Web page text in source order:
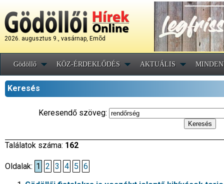
2026. augusztus 9., vasárnap, Emõd
Gödöllő KÖZ-ÉRDEKLŐDÉS AKTUÁLIS
Keresés
Keresendő szöveg:
Találatok száma: 162
Oldalak: 1 2 3 4 5 6